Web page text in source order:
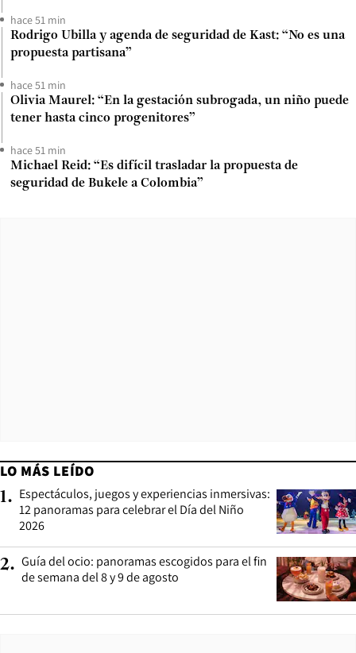
hace 51 min
Rodrigo Ubilla y agenda de seguridad de Kast: “No es una
propuesta partisana”
hace 51 min
Olivia Maurel: “En la gestación subrogada, un niño puede
tener hasta cinco progenitores”
hace 51 min
Michael Reid: “Es difícil trasladar la propuesta de
seguridad de Bukele a Colombia”
LO MÁS LEÍDO
1. Espectáculos, juegos y experiencias inmersivas:
12 panoramas para celebrar el Día del Niño
2026
2. Guía del ocio: panoramas escogidos para el fin
de semana del 8 y 9 de agosto